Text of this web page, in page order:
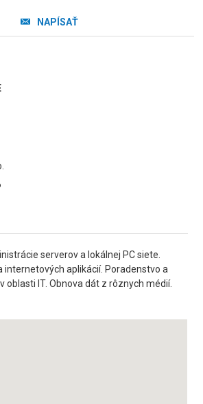
NAPÍSAŤ
serverov a lokálnej PC siete.
internetových aplikácií. Poradenstvo a
oblasti IT. Obnova dát z rôznych médií.